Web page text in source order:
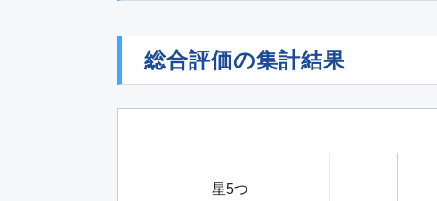
総合評価の集計結果
星5つ